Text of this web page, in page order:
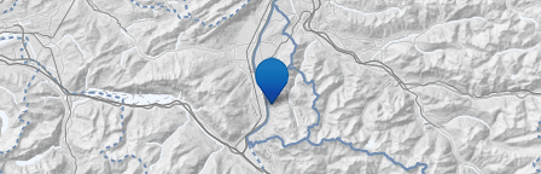
36,1 °C Feldkirch Altenstadt Feuerwehr
36,1 °C Ravensburg - Weißenau
36,0 °C Rüti
35,9 °C Feldkirch Kapf
35,9 °C Feldkirch Nofels Nord